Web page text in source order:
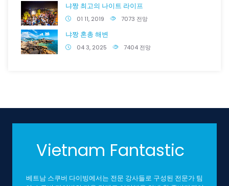
냐짱 최고의 나이트 라이프
01 11, 2019 7073 전망
냐짱 혼총 해변
04 3, 2025 7404 전망
Vietnam Fantastic
베트남 스쿠버 다이빙에서는 전문 강사들로 구성된 전문가 팀